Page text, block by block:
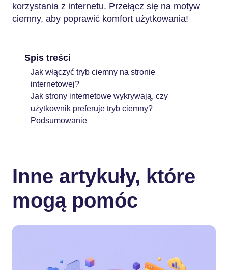
korzystania z internetu. Przełącz się na motyw
ciemny, aby poprawić komfort użytkowania!
Spis treści
Jak włączyć tryb ciemny na stronie
internetowej?
Jak strony internetowe wykrywają, czy
użytkownik preferuje tryb ciemny?
Podsumowanie
Inne artykuły, które
mogą pomóc